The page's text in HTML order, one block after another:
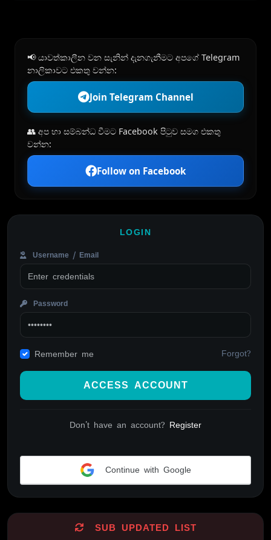
📢 යාවත්කාලීන වන සැනින් දැනගැනීමට අපගේ Telegram
නාලිකාවට එකතු වන්න:
Join Telegram Channel
👥 අප හා සම්බන්ධ වීමට Facebook පිටුව සමග එකතු
වන්න:
Follow on Facebook
LOGIN
Username / Email
Password
Remember me Forgot?
ACCESS ACCOUNT
Don't have an account? Register
Continue with Google
SUB UPDATED LIST